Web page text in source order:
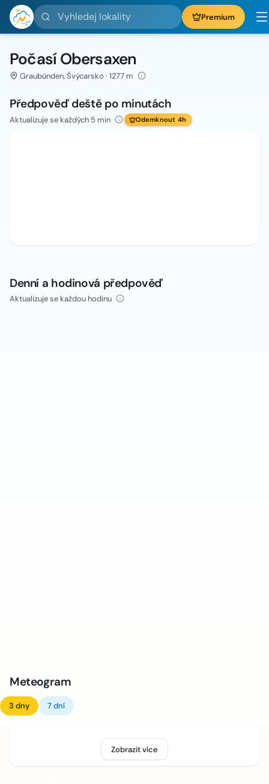
Vyhledej lokality Premium
Počasí Obersaxen
Graubünden, Švýcarsko · 1277 m
Předpověď deště po minutách
Aktualizuje se každých 5 min Odemknout 4h
Denní a hodinová předpověď
Aktualizuje se každou hodinu
Meteogram
3 dny 7 dní
Zobrazit více